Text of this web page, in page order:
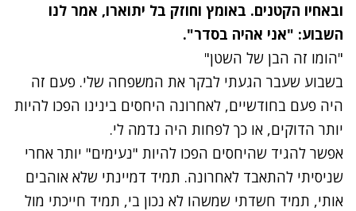
ובאחיו הקטנים. באומץ וחוזק בל יתוארו, אמר לנו
השבוע: "אני אהיה בסדר".
"הומו זה הבן של השטן"
בשבוע שעבר הגעתי לבקר את המשפחה שלי. פעם זה
היה פעם בחודשיים, לאחרונה היחסים בינינו הפכו להיות
יותר הדוקים, או כך לפחות היה נדמה לי.
אפשר להגיד שהיחסים הפכו להיות "נעימים" יותר אחרי
שניסיתי להתאבד לאחרונה. תמיד דמיינתי שלא אוהבים
אותי, תמיד חשדתי שמשהו לא נכון בי, תמיד חייכתי מול